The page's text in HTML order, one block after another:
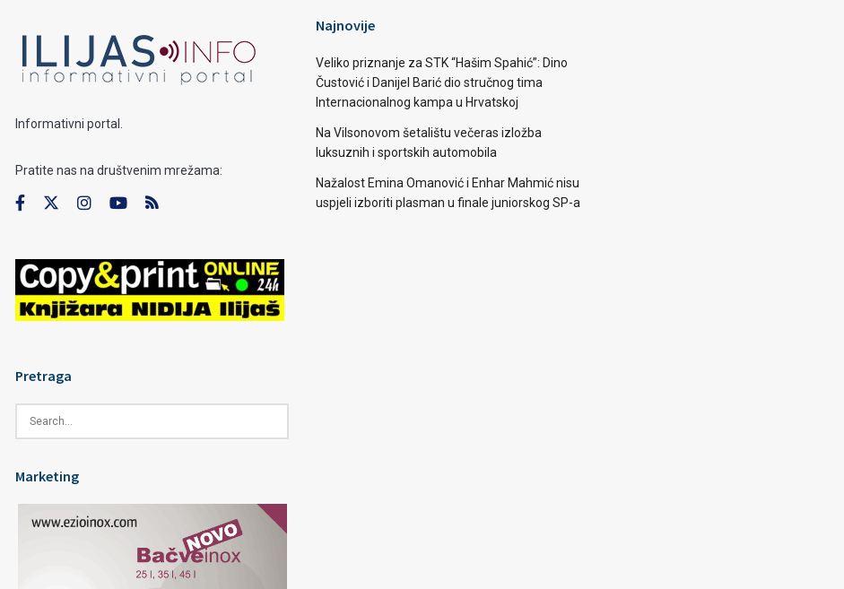
Informativni portal.
Pratite nas na društvenim mrežama:
Pretraga
Marketing
Najnovije
Veliko priznanje za STK “Hašim Spahić”: Dino
Čustović i Danijel Barić dio stručnog tima
Internacionalnog kampa u Hrvatskoj
Na Vilsonovom šetalištu večeras izložba
luksuznih i sportskih automobila
Nažalost Emina Omanović i Enhar Mahmić nisu
uspjeli izboriti plasman u finale juniorskog SP-a